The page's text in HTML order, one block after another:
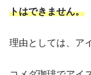
トはできません。
理由としては、ア